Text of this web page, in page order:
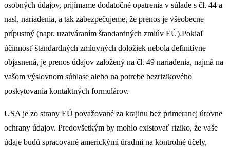
osobných údajov, prijímame dodatočné opatrenia v súlade s čl. 44 a
nasl. nariadenia, a tak zabezpečujeme, že prenos je všeobecne
prípustný (napr. uzatváraním štandardných zmlúv EÚ).Pokiaľ
účinnosť štandardných zmluvných doložiek nebola definitívne
objasnená, je prenos údajov založený na čl. 49 nariadenia, najmä na
vašom výslovnom súhlase alebo na potrebe bezrizikového
poskytovania kontaktných formulárov.
USA je zo strany EÚ považované za krajinu bez primeranej úrovne
ochrany údajov. Predovšetkým by mohlo existovať riziko, že vaše
údaje budú spracované americkými úradmi na kontrolné účely,